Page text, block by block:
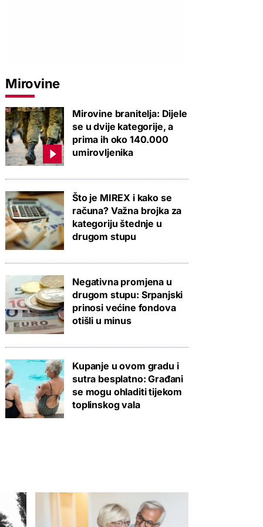
Mirovine
Mirovine branitelja: Dijele
se u dvije kategorije, a
prima ih oko 140.000
umirovljenika
Što je MIREX i kako se
računa? Važna brojka za
kategoriju štednje u
drugom stupu
Negativna promjena u
drugom stupu: Srpanjski
prinosi većine fondova
otišli u minus
Kupanje u ovom gradu i
sutra besplatno: Građani
se mogu ohladiti tijekom
toplinskog vala